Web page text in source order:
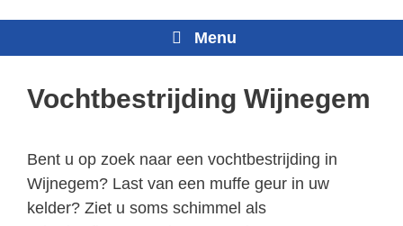
Menu
Vochtbestrijding Wijnegem
Bent u op zoek naar een vochtbestrijding in
Wijnegem? Last van een muffe geur in uw
kelder? Ziet u soms schimmel als